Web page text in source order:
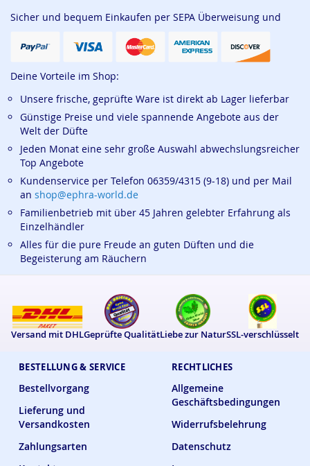
BESTELLUNG & SERVICE
Bestellvorgang
Lieferung und
Versandkosten
Zahlungsarten
RECHTLICHES
Allgemeine
Geschäftsbedingungen
Widerrufsbelehrung
Datenschutz
Sicher und bequem Einkaufen per SEPA Überweisung und
Deine Vorteile im Shop:
Unsere frische, geprüfte Ware ist direkt ab Lager lieferbar
Günstige Preise und viele spannende Angebote aus der
Welt der Düfte
Jeden Monat eine sehr große Auswahl abwechslungsreicher
Top Angebote
Kundenservice per Telefon 06359/4315 (9-18) und per Mail
an shop@ephra-world.de
Familienbetrieb mit über 45 Jahren gelebter Erfahrung als
Einzelhändler
Alles für die pure Freude an guten Düften und die
Begeisterung am Räuchern
Versand mit DHLGeprüfte QualitätLiebe zur NaturSSL-verschlüsselt